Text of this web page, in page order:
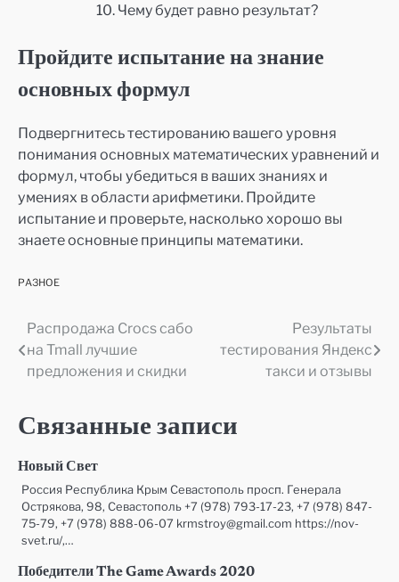
10. Чему будет равно результат?
Пройдите испытание на знание
основных формул
Подвергнитесь тестированию вашего уровня
понимания основных математических уравнений и
формул, чтобы убедиться в ваших знаниях и
умениях в области арифметики. Пройдите
испытание и проверьте, насколько хорошо вы
знаете основные принципы математики.
РАЗНОЕ
Навигация
по
Распродажа Crocs сабо
на Tmall лучшие
предложения и скидки
Результаты
тестирования Яндекс
такси и отзывы
Связанные записи
Новый Свет
Россия Республика Крым Севастополь просп. Генерала
Острякова, 98, Севастополь +7 (978) 793-17-23, +7 (978) 847-
75-79, +7 (978) 888-06-07 krmstroy@gmail.com https://nov-
svet.ru/,…
Победители The Game Awards 2020